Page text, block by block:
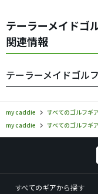
テーラーメイド
関連情報
テーラーメイドゴル
my caddie すべてのゴルフギア
my caddie
すべてのゴルフギア
すべてのギアから探す